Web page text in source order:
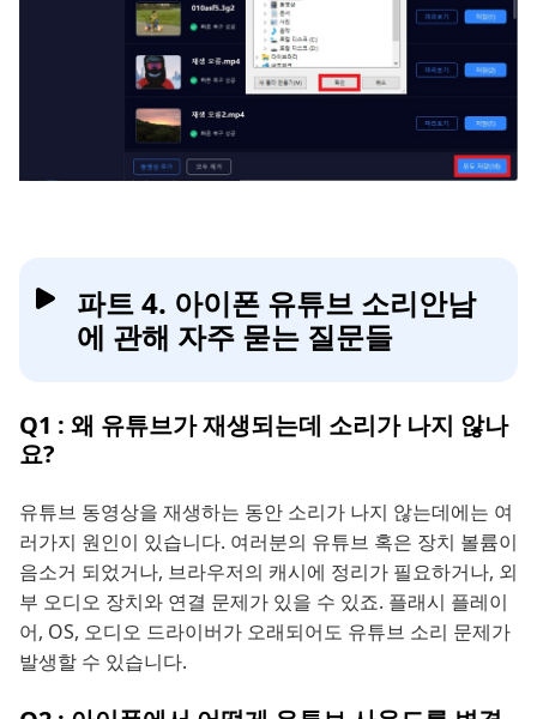
파트 4. 아이폰 유튜브 소리안남
에 관해 자주 묻는 질문들
Q1 : 왜 유튜브가 재생되는데 소리가 나지 않나
요?
유튜브 동영상을 재생하는 동안 소리가 나지 않는데에는 여
러가지 원인이 있습니다. 여러분의 유튜브 혹은 장치 볼륨이
음소거 되었거나, 브라우저의 캐시에 정리가 필요하거나, 외
부 오디오 장치와 연결 문제가 있을 수 있죠. 플래시 플레이
어, OS, 오디오 드라이버가 오래되어도 유튜브 소리 문제가
발생할 수 있습니다.